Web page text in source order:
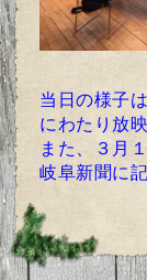
当日の様子
にわたり放
また、３月
岐阜新聞に